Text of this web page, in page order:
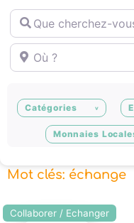
Que cherchez-vous ?
Où ?
Catégories
Monnaies
Mot clés: échange
Collaborer / Echanger